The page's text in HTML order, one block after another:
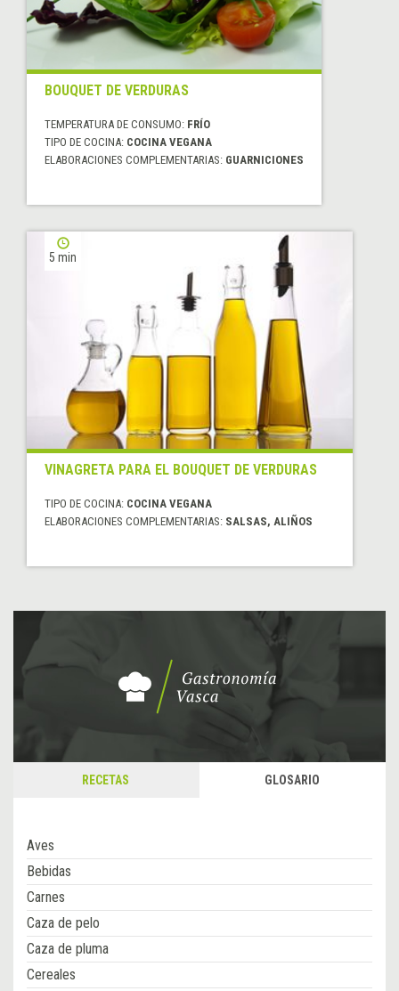
BOUQUET DE VERDURAS
TEMPERATURA DE CONSUMO: FRÍO
TIPO DE COCINA: COCINA VEGANA
ELABORACIONES COMPLEMENTARIAS: GUARNICIONES
5 min
VINAGRETA PARA EL BOUQUET DE VERDURAS
TIPO DE COCINA: COCINA VEGANA
ELABORACIONES COMPLEMENTARIAS: SALSAS, ALIÑOS
RECETAS GLOSARIO
Aves
Bebidas
Carnes
Caza de pelo
Caza de pluma
Cereales